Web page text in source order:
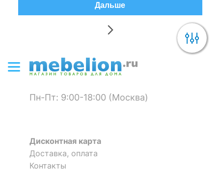
Дальше
Пн-Пт: 9:00-18:00 (Москва)
Дисконтная карта
Доставка, оплата
Контакты